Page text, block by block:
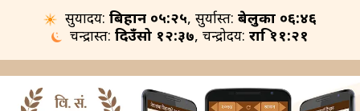
सुर्योदय:बिहान ०५:२५, सुर्यास्त:बेलुका ०६:४६
चन्द्रास्त:दिउँसो १२:३७, चन्द्रोदय:रात्रि ११:२१